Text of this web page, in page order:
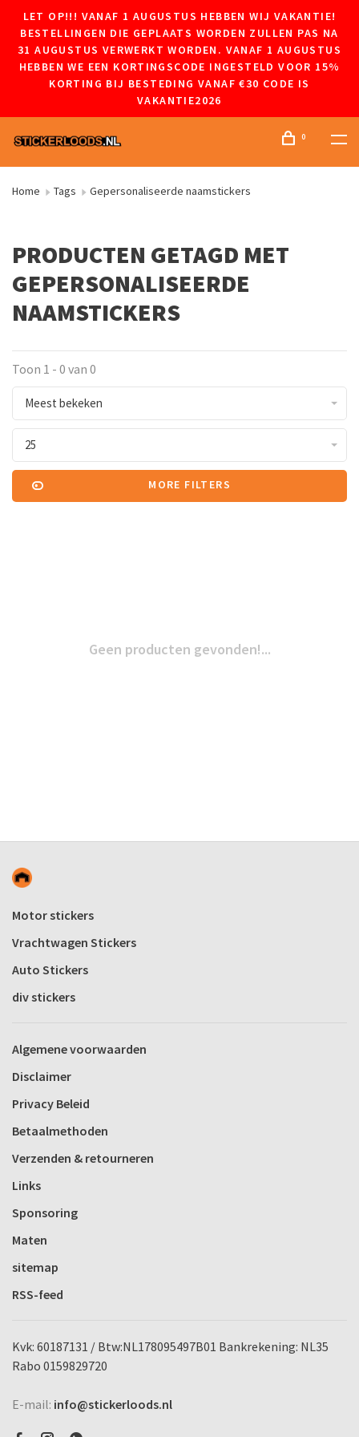
LET OP!!! VANAF 1 AUGUSTUS HEBBEN WIJ VAKANTIE!
BESTELLINGEN DIE GEPLAATS WORDEN ZULLEN PAS NA
31 AUGUSTUS VERWERKT WORDEN. VANAF 1 AUGUSTUS
HEBBEN WE EEN KORTINGSCODE INGESTELD VOOR 15%
KORTING BIJ BESTEDING VANAF €30 CODE IS
VAKANTIE2026
0
Home Tags Gepersonaliseerde naamstickers
PRODUCTEN GETAGD MET
GEPERSONALISEERDE
NAAMSTICKERS
Toon 1 - 0 van 0
Meest bekeken
25
MORE FILTERS
Geen producten gevonden!...
Motor stickers
Vrachtwagen Stickers
Auto Stickers
div stickers
Algemene voorwaarden
Disclaimer
Privacy Beleid
Betaalmethoden
Verzenden & retourneren
Links
Sponsoring
Maten
sitemap
RSS-feed
Kvk: 60187131 / Btw:NL178095497B01 Bankrekening: NL35
Rabo 0159829720
E-mail: info@stickerloods.nl